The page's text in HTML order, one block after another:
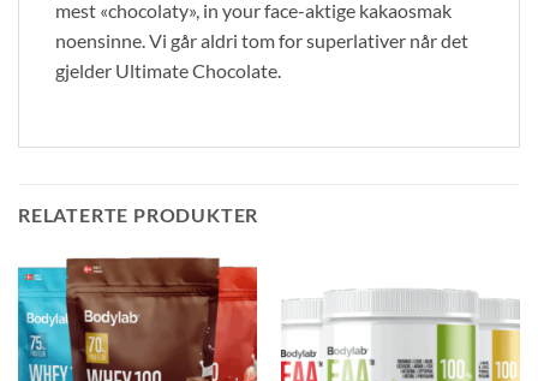
mest «chocolaty», in your face-aktige kakaosmak
noensinne. Vi går aldri tom for superlativer når det
gjelder Ultimate Chocolate.
RELATERTE PRODUKTER